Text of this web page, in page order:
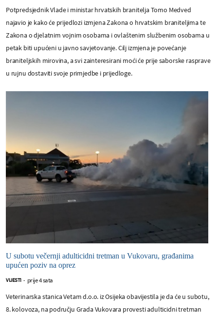
Potpredsjednik Vlade i ministar hrvatskih branitelja Tomo Medved
najavio je kako će prijedlozi izmjena Zakona o hrvatskim braniteljima te
Zakona o djelatnim vojnim osobama i ovlaštenim službenim osobama u
petak biti upućeni u javno savjetovanje. Cilj izmjena je povećanje
braniteljskih mirovina, a svi zainteresirani moći će prije saborske rasprave
u rujnu dostaviti svoje primjedbe i prijedloge.
U subotu večernji adulticidni tretman u Vukovaru, građanima
upućen poziv na oprez
VIJESTI - prije 4 sata
Veterinarska stanica Vetam d.o.o. iz Osijeka obavijestila je da će u subotu,
8. kolovoza, na području Grada Vukovara provesti adulticidni tretman